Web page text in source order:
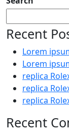
Recent
Lorem
Lorem
replica
replica
replica
Recent